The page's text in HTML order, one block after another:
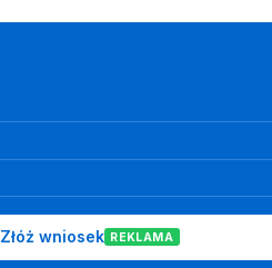
Złóż wniosek REKLAMA